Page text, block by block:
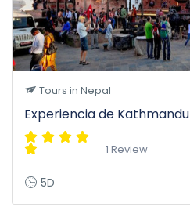
Tours in Nepal
Experiencia de Kathmandu
1 Review
5D